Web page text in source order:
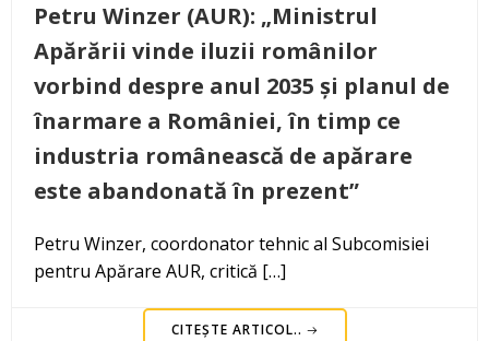
Petru Winzer (AUR): „Ministrul
Apărării vinde iluzii românilor
vorbind despre anul 2035 și planul de
înarmare a României, în timp ce
industria românească de apărare
este abandonată în prezent”
Petru Winzer, coordonator tehnic al Subcomisiei
pentru Apărare AUR, critică […]
CITEȘTE ARTICOL..